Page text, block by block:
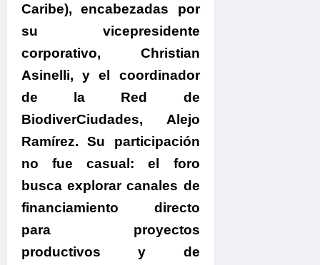
Caribe), encabezadas por
su vicepresidente
corporativo, Christian
Asinelli, y el coordinador
de la Red de
BiodiverCiudades, Alejo
Ramírez. Su participación
no fue casual: el foro
busca explorar canales de
financiamiento directo
para proyectos
productivos y de